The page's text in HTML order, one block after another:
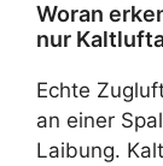
Woran
nur
Echte
an einer
Laibung.